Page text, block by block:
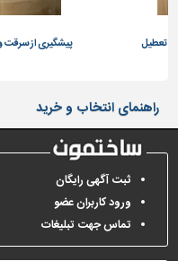
محوطه
سازی
نما
ساخت
ساز
تعطیل پیشگیری از سرقت
راهنمای انتخاب و خرید
ثبت آگهی رایگان
ورود کاربران عضو
تماس جهت تبلیغات